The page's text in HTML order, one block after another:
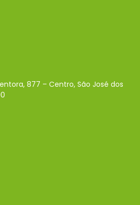
877 – Centro, São José dos